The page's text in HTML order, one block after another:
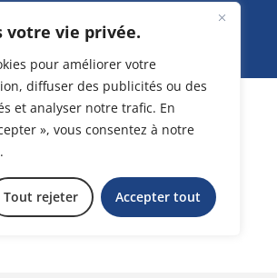
votre vie privée.
pour améliorer votre
diffuser des publicités ou des
et analyser notre trafic. En
», vous consentez à notre
Tout rejeter Accepter tout
contactez